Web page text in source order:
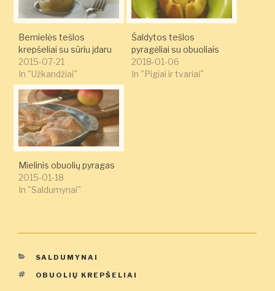
Bemielės tešlos
krepšeliai su sūriu įdaru
2015-07-21
In "Užkandžiai"
Šaldytos tešlos
pyragėliai su obuoliais
2018-01-06
In "Pigiai ir tvariai"
Mielinis obuolių pyragas
2015-01-18
In "Saldumynai"
KATEGORIJOS
SALDUMYNAI
ŽYMOS
OBUOLIŲ KREPŠELIAI